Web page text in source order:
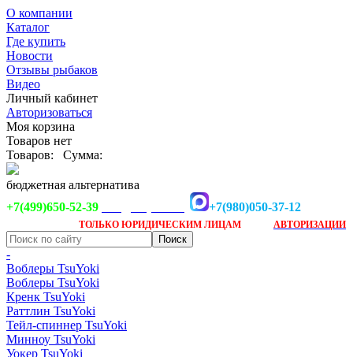
О компании
Каталог
Где купить
Новости
Отзывы рыбаков
Видео
Личный кабинет
Авторизоваться
Моя корзина
Товаров нет
Товаров:
Сумма:
бюджетная альтернатива
+7(499)650-52-39
+7(980)050-37-12
ТОЛЬКО ЮРИДИЧЕСКИМ ЛИЦАМ АВТОРИЗАЦИИ
-
Воблеры TsuYoki
Воблеры TsuYoki
Кренк TsuYoki
Раттлин TsuYoki
Тейл-спиннер TsuYoki
Минноу TsuYoki
Уокер TsuYoki